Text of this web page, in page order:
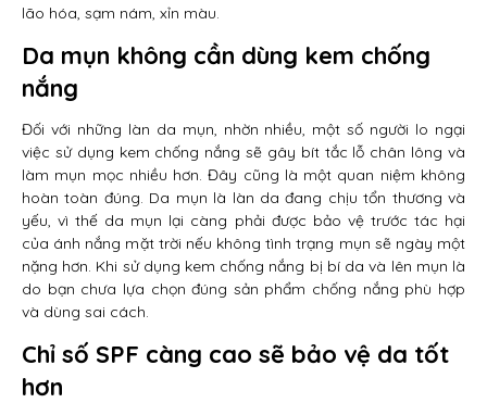
lão hóa, sạm nám, xỉn màu.
Da mụn không cần dùng kem chống
nắng
Đối với những làn da mụn, nhờn nhiều, một số người lo ngại
việc sử dụng kem chống nắng sẽ gây bít tắc lỗ chân lông và
làm mụn mọc nhiều hơn. Đây cũng là một quan niệm không
hoàn toàn đúng. Da mụn là làn da đang chịu tổn thương và
yếu, vì thế da mụn lại càng phải được bảo vệ trước tác hại
của ánh nắng mặt trời nếu không tình trạng mụn sẽ ngày một
nặng hơn. Khi sử dụng kem chống nắng bị bí da và lên mụn là
do bạn chưa lựa chọn đúng sản phẩm chống nắng phù hợp
và dùng sai cách.
Chỉ số SPF càng cao sẽ bảo vệ da tốt
hơn